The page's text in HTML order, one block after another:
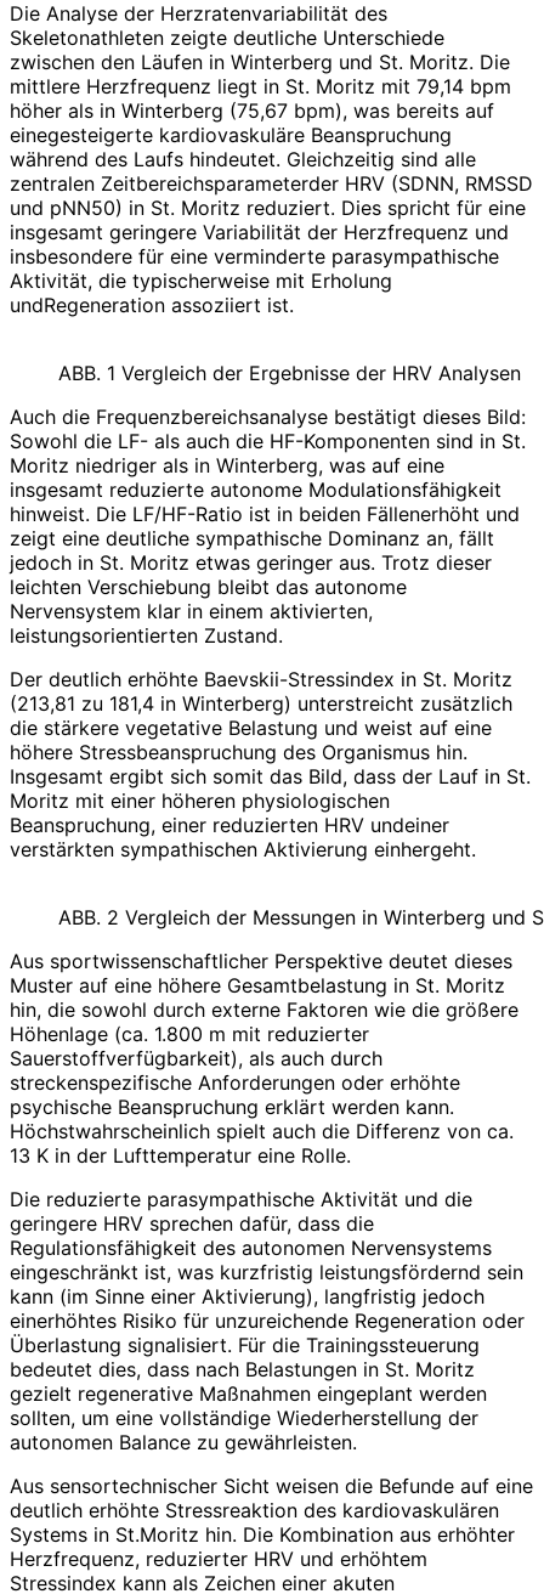
Die Analyse der Herzratenvariabilität des
Skeletonathleten zeigte deutliche Unterschiede
zwischen den Läufen in Winterberg und St. Moritz. Die
mittlere Herzfrequenz liegt in St. Moritz mit 79,14 bpm
höher als in Winterberg (75,67 bpm), was bereits auf
einegesteigerte kardiovaskuläre Beanspruchung
während des Laufs hindeutet. Gleichzeitig sind alle
zentralen Zeitbereichsparameterder HRV (SDNN, RMSSD
und pNN50) in St. Moritz reduziert. Dies spricht für eine
insgesamt geringere Variabilität der Herzfrequenz und
insbesondere für eine verminderte parasympathische
Aktivität, die typischerweise mit Erholung
undRegeneration assoziiert ist.
ABB. 1 Vergleich der Ergebnisse der HRV Analysen
Auch die Frequenzbereichsanalyse bestätigt dieses Bild:
Sowohl die LF- als auch die HF-Komponenten sind in St.
Moritz niedriger als in Winterberg, was auf eine
insgesamt reduzierte autonome Modulationsfähigkeit
hinweist. Die LF/HF-Ratio ist in beiden Fällenerhöht und
zeigt eine deutliche sympathische Dominanz an, fällt
jedoch in St. Moritz etwas geringer aus. Trotz dieser
leichten Verschiebung bleibt das autonome
Nervensystem klar in einem aktivierten,
leistungsorientierten Zustand.
Der deutlich erhöhte Baevskii-Stressindex in St. Moritz
(213,81 zu 181,4 in Winterberg) unterstreicht zusätzlich
die stärkere vegetative Belastung und weist auf eine
höhere Stressbeanspruchung des Organismus hin.
Insgesamt ergibt sich somit das Bild, dass der Lauf in St.
Moritz mit einer höheren physiologischen
Beanspruchung, einer reduzierten HRV undeiner
verstärkten sympathischen Aktivierung einhergeht.
ABB. 2 Vergleich der Messungen in Winterberg und
Aus sportwissenschaftlicher Perspektive deutet dieses
Muster auf eine höhere Gesamtbelastung in St. Moritz
hin, die sowohl durch externe Faktoren wie die größere
Höhenlage (ca. 1.800 m mit reduzierter
Sauerstoffverfügbarkeit), als auch durch
streckenspezifische Anforderungen oder erhöhte
psychische Beanspruchung erklärt werden kann.
Höchstwahrscheinlich spielt auch die Differenz von ca.
13 K in der Lufttemperatur eine Rolle.
Die reduzierte parasympathische Aktivität und die
geringere HRV sprechen dafür, dass die
Regulationsfähigkeit des autonomen Nervensystems
eingeschränkt ist, was kurzfristig leistungsfördernd sein
kann (im Sinne einer Aktivierung), langfristig jedoch
einerhöhtes Risiko für unzureichende Regeneration oder
Überlastung signalisiert. Für die Trainingssteuerung
bedeutet dies, dass nach Belastungen in St. Moritz
gezielt regenerative Maßnahmen eingeplant werden
sollten, um eine vollständige Wiederherstellung der
autonomen Balance zu gewährleisten.
Aus sensortechnischer Sicht weisen die Befunde auf eine
deutlich erhöhte Stressreaktion des kardiovaskulären
Systems in St.Moritz hin. Die Kombination aus erhöhter
Herzfrequenz, reduzierter HRV und erhöhtem
Stressindex kann als Zeichen einer akuten